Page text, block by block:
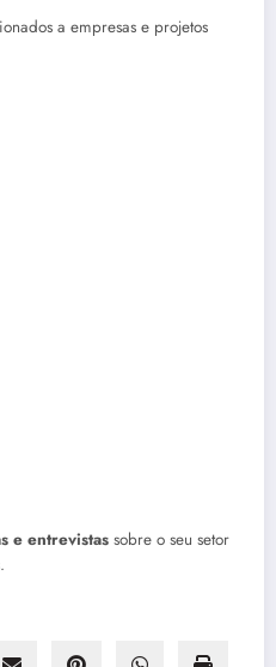
a empresas e projetos
e entrevistas sobre o seu setor